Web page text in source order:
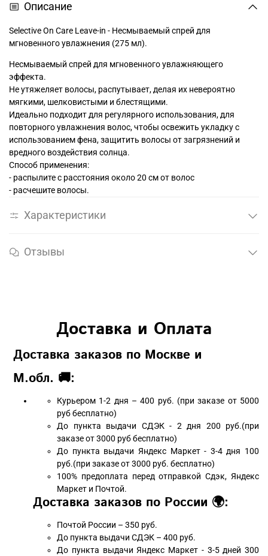
Описание
Selective On Care Leave-in - Несмываемый спрей для
мгновенного увлажнения (275 мл).
Несмываемый спрей для мгновенного увлажняющего
эффекта.
Не утяжеляет волосы, распутывает, делая их невероятно
мягкими, шелковистыми и блестящими.
Идеально подходит для регулярного использования, для
повторного увлажнения волос, чтобы освежить укладку с
использованием фена, защитить волосы от загрязнений и
вредного воздействия солнца.
Способ применения:
- распылите с расстояния около 20 см от волос
- расчешите волосы.
Характеристики
Отзывы
Доставка и Оплата
Доставка заказов по Москве и
М.обл. 🚚:
Курьером 1-2 дня – 400 руб. (при заказе от 5000
руб бесплатно)
До пункта выдачи СДЭК - 2 дня 200 руб.(при
заказе от 3000 руб бесплатно)
До пункта выдачи Яндекс Маркет - 3-4 дня 100
руб.(при заказе от 3000 руб. бесплатно)
100% предоплата перед отправкой Сдэк, Яндекс
Маркет и Почтой.
Доставка заказов по России 🌍:
Почтой России – 350 руб.
До пункта выдачи СДЭК – 400 руб.
До пункта выдачи Яндекс Маркет - 3-5 дней 300